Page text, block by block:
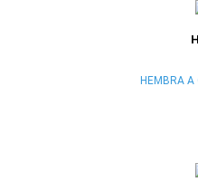
HEMBRA A